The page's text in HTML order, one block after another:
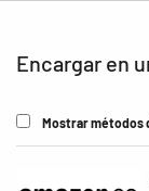
Encargar en
Mostrar métodos